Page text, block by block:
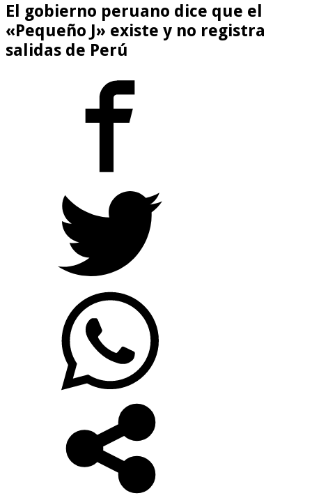
El gobierno peruano dice que el
«Pequeño J» existe y no registra
salidas de Perú